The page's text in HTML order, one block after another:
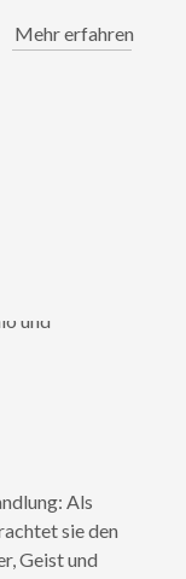
Mehr erfahren
Als
sie den
Geist und